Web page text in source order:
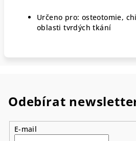
Určeno pro: osteotomie,
oblasti tvrdých tkání
Odebírat
E-mail